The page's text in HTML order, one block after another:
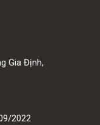
Gia Định,
2022